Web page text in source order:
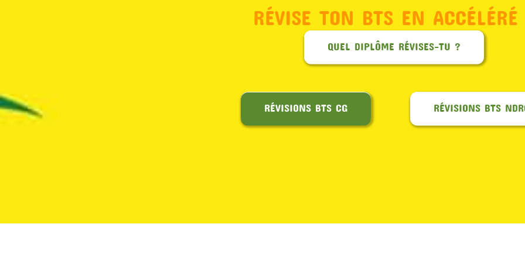
RÉVISE TON BTS EN
QUEL DIPLÔME RÉVISES-TU ?
RÉVISIONS BTS CG RÉVISIONS BTS